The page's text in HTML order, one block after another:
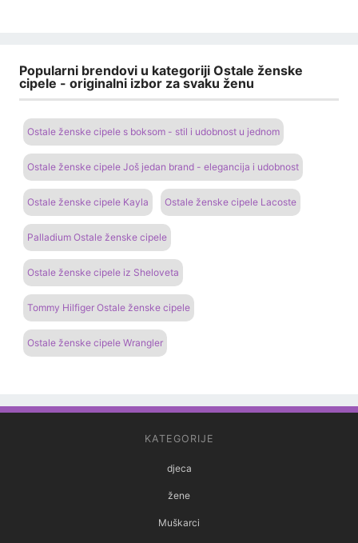
Popularni brendovi u kategoriji Ostale ženske
cipele - originalni izbor za svaku ženu
Ostale ženske cipele s boksom - stil i udobnost u jednom
Ostale ženske cipele Još jedan brand - elegancija i udobnost
Ostale ženske cipele Kayla Ostale ženske cipele Lacoste
Palladium Ostale ženske cipele
Ostale ženske cipele iz Sheloveta
Tommy Hilfiger Ostale ženske cipele
Ostale ženske cipele Wrangler
KATEGORIJE
djeca
žene
Muškarci